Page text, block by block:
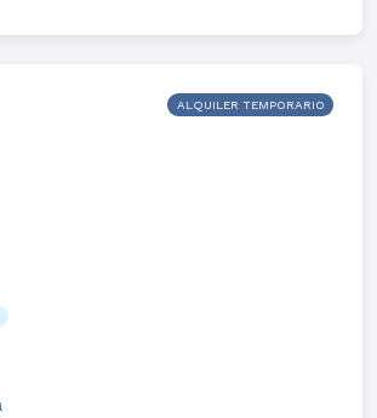
ALQUILER TEMPORARIO